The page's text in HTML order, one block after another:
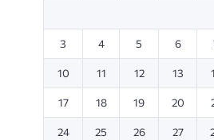
3 4 5 6
10 11 12 13
17 18 19 20
24 25 26 27